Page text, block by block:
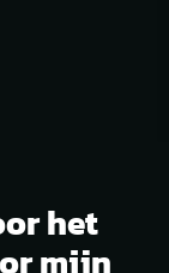
het
mijn